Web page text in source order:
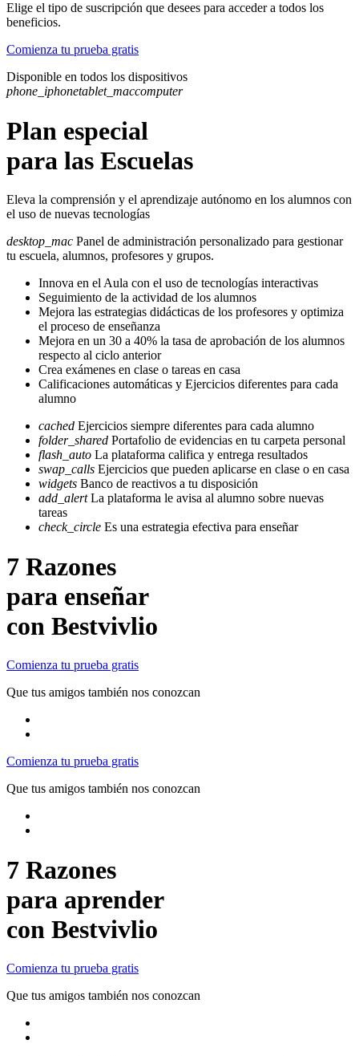
Elige el tipo de suscripción que desees para acceder a todos los
beneficios.
Comienza tu prueba gratis
Disponible en todos los dispositivos
phone_iphonetablet_maccomputer
Plan especial
para las Escuelas
Eleva la comprensión y el aprendizaje autónomo en los alumnos con
el uso de nuevas tecnologías
desktop_mac Panel de administración personalizado para gestionar
tu escuela, alumnos, profesores y grupos.
Innova en el Aula con el uso de tecnologías interactivas
Seguimiento de la actividad de los alumnos
Mejora las estrategias didácticas de los profesores y optimiza
el proceso de enseñanza
Mejora en un 30 a 40% la tasa de aprobación de los alumnos
respecto al ciclo anterior
Crea exámenes en clase o tareas en casa
Calificaciones automáticas y Ejercicios diferentes para cada
alumno
cached Ejercicios siempre diferentes para cada alumno
folder_shared Portafolio de evidencias en tu carpeta personal
flash_auto La plataforma califica y entrega resultados
swap_calls Ejercicios que pueden aplicarse en clase o en casa
widgets Banco de reactivos a tu disposición
add_alertLa plataforma le avisa al alumno sobre nuevas
tareas
check_circle Es una estrategia efectiva para enseñar
7 Razones
para enseñar
con Bestvivlio
Comienza tu prueba gratis
Que tus amigos también nos conozcan
Comienza tu prueba gratis
Que tus amigos también nos conozcan
7 Razones
para aprender
con Bestvivlio
Comienza tu prueba gratis
Que tus amigos también nos conozcan